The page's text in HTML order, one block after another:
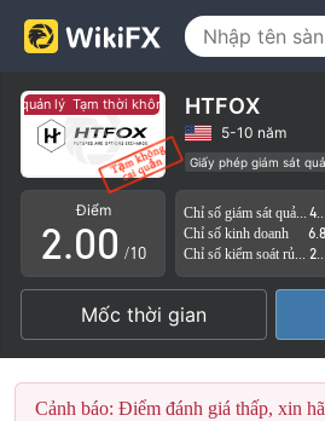
quản lý Tạm thời không có giám sát quản lý
HTFOX
5-10 năm
Giấy phép giám sát
Lĩnh vực nghiệp vụ
Điểm
0
1
2
3
4
5
.0
1
2
3
0
1
2
3
/10
Chỉ số kinh doanh
Mốc thời gian
Cảnh báo: Điểm đánh giá thấp, xin